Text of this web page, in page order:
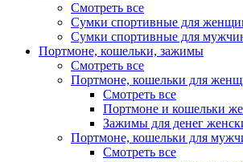
Смотреть все
Сумки спортивные для
Сумки спортивные для
Портмоне, кошельки, зажимы
Смотреть все
Портмоне, кошельки для
Смотреть все
Портмоне и кошельки
Зажимы для денег
Портмоне, кошельки для
Смотреть все